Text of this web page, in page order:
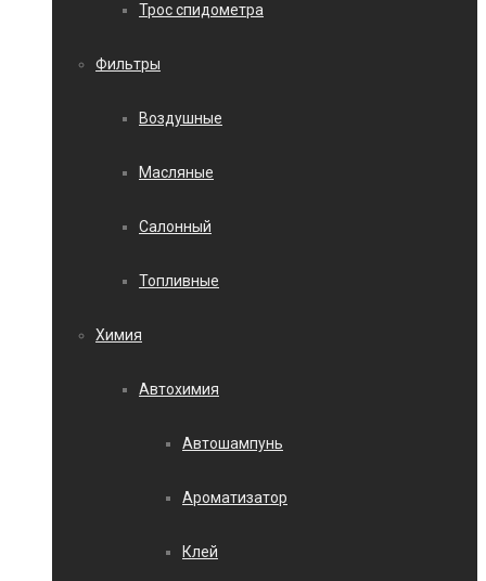
Трос спидометра
Фильтры
Воздушные
Масляные
Салонный
Топливные
Химия
Автохимия
Автошампунь
Ароматизатор
Клей